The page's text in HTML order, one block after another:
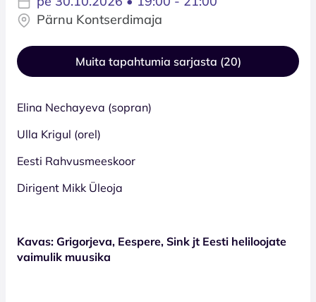
Pärnu Kontserdimaja
Muita tapahtumia sarjasta (20)
Elina Nechayeva (sopran)
Ulla Krigul (orel)
Eesti Rahvusmeeskoor
Dirigent Mikk Üleoja
Kavas: Grigorjeva, Eespere, Sink jt Eesti heliloojate
vaimulik muusika